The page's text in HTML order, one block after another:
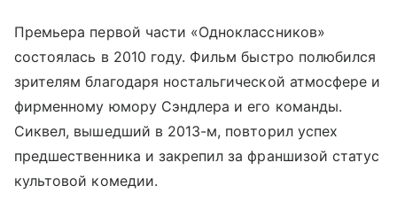
Премьера первой части «Одноклассников»
состоялась в 2010 году. Фильм быстро полюбился
зрителям благодаря ностальгической атмосфере и
фирменному юмору Сэндлера и его команды.
Сиквел, вышедший в 2013-м, повторил успех
предшественника и закрепил за франшизой статус
культовой комедии.